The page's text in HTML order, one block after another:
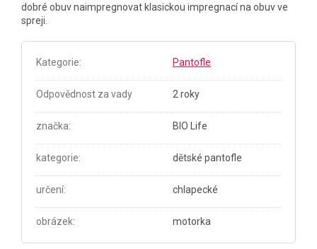
dobré obuv naimpregnovat klasickou impregnací na obuv ve
spreji.
Kategorie: Pantofle
Odpovědnost za vady 2 roky
značka: BIO Life
kategorie: dětské pantofle
určení: chlapecké
obrázek: motorka